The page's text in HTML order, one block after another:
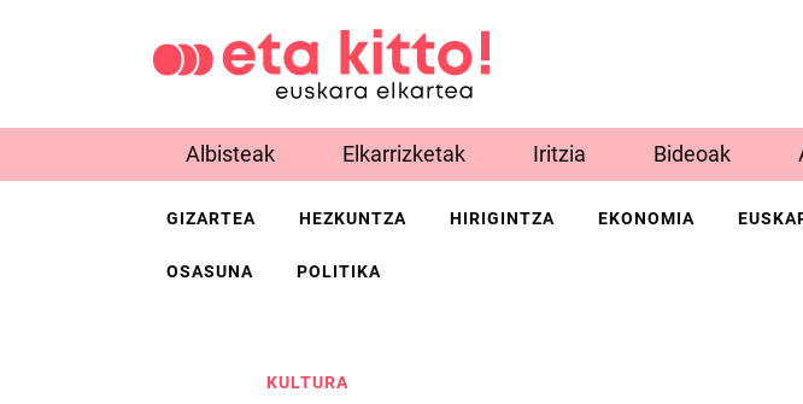
Albisteak Elkarrizketak Iritzia Bideoak
GIZARTEA HEZKUNTZA HIRIGINTZA EKONOMIA
OSASUNA POLITIKA
KULTURA